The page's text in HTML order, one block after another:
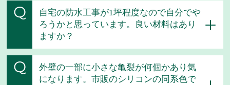
Q
自宅の防水工事が1坪程度なので自分でや
ろうかと思っています。良い材料はあり
ますか？
Q
外壁の一部に小さな亀裂が何個かあり気
になります。市販のシリコンの同系色で